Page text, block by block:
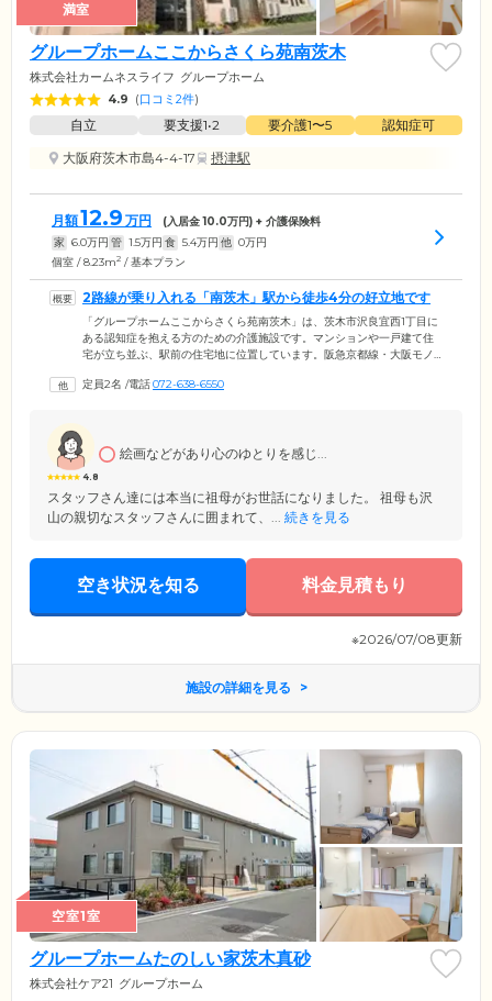
満室
グループホームここからさくら苑南茨木
株式会社カームネスライフ グループホーム
4.9 (口コミ2件)
自立 要支援1•2 要介護1〜5
認知症可
大阪府茨木市島4-4-17
摂津駅
月額12.9 万円 (入居金10.0万円) + 介護保険料
家 6.0万円 管 1.5万円 食 5.4万円 他 0万円
個室 / 8.23m2 / 基本プラン
2路線が乗り入れる「南茨木」駅から徒歩4分の好立地です
「グループホームここからさくら苑南茨木」は、茨木市沢良宜西1丁目に
ある認知症を抱える方のための介護施設です。マンションや一戸建て住
宅が立ち並ぶ、駅前の住宅地に位置しています。阪急京都線・大阪モノ
便性のよい好立地です。当ホームは近隣にお住まいのご高齢者に介護サ
の要支援2以上の認定が必要です。
定員2名 /電話072-638-6550
4.8
絵画などがあり心のゆとりを感じ...
スタッフさん達には本当に祖母がお世話になりました。 祖母も沢
山の親切なスタッフさんに囲まれて、... 続きを見る
空き状況を知る 料金見積もり
※2026/07/08更新
施設の詳細を見る
空室1室
グループホームたのしい家茨木真砂
株式会社ケア21 グループホーム